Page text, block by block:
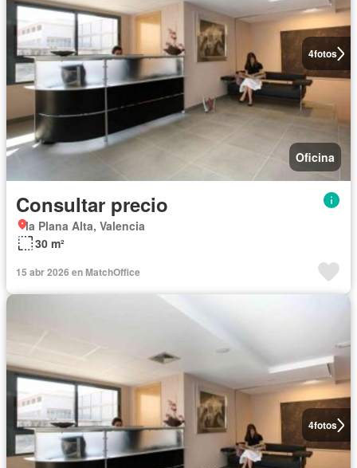
4fotos
Oficina
Consultar precio
la Plana Alta, Valencia
30 m²
15 abr 2026 en MatchOffice
4fotos